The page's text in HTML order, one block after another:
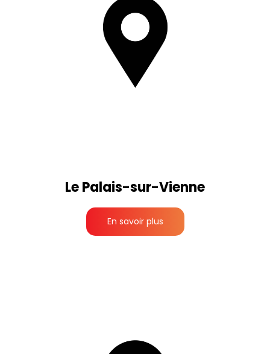
Le Palais-sur-Vienne
En savoir plus